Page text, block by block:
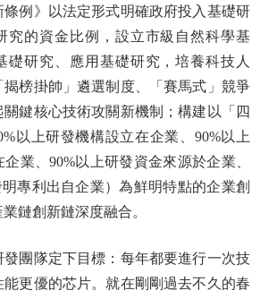
例》以法定形式明確政府投入基礎研
究的資金比例，設立市級自然科學基
礎研究、應用基礎研究，培養科技人
揭榜掛帥」遴選制度、「賽馬式」競爭
鍵核心技術攻關新機制；構建以「四
以上研發機構設立在企業、90%以上
業、90%以上研發資金來源於企業、
專利出自企業）為鮮明特點的企業創
鏈創新鏈深度融合。
隊定下目標：每年都要進行一次技
更優的芯片。就在剛剛過去不久的春